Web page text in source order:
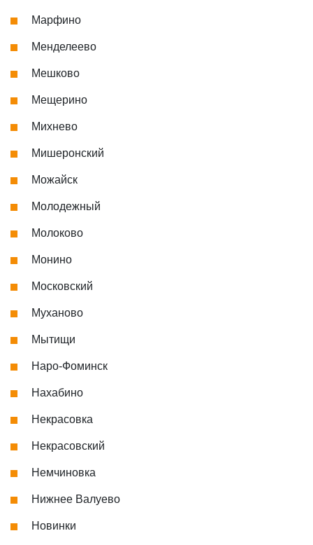
Марфино
Менделеево
Мешково
Мещерино
Михнево
Мишеронский
Можайск
Молодежный
Молоково
Монино
Московский
Муханово
Мытищи
Наро-Фоминск
Нахабино
Некрасовка
Некрасовский
Немчиновка
Нижнее Валуево
Новинки